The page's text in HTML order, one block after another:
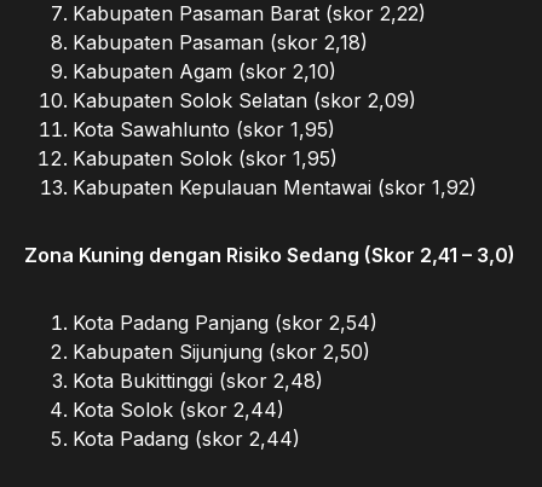
Kabupaten Pasaman Barat (skor 2,22)
Kabupaten Pasaman (skor 2,18)
Kabupaten Agam (skor 2,10)
Kabupaten Solok Selatan (skor 2,09)
Kota Sawahlunto (skor 1,95)
Kabupaten Solok (skor 1,95)
Kabupaten Kepulauan Mentawai (skor 1,92)
Zona Kuning dengan Risiko Sedang (Skor 2,41 – 3,0)
Kota Padang Panjang (skor 2,54)
Kabupaten Sijunjung (skor 2,50)
Kota Bukittinggi (skor 2,48)
Kota Solok (skor 2,44)
Kota Padang (skor 2,44)